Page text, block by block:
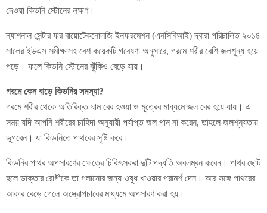
দেওয়া কিডনি স্টোনের লক্ষণ।
ন্যাশনাল সেন্টার ফর বায়োটেকনোলজি ইনফরমেশন (এনসিবিআই) দ্বারা পরিচালিত ২০১৪
সালের ইউএস সমীক্ষাসহ বেশ কয়েকটি গবেষণা অনুসারে, গরমে শরীর বেশি জলশূন্য হয়ে
পড়ে। ফলে কিডনি স্টোনের ঝুঁকিও বেড়ে যায়।
গরমে কেন বাড়ে কিডনির সমস্যা?
গরমে শরীর থেকে অতিরিক্ত ঘাম বের হওয়া ও মূত্রের মাধ্যমে জল বের হয়ে যায়। এ
সময় যদি আপনি শরীরের চাহিদা অনুযায়ী পর্যাপ্ত জল পান না করেন, তাহলে জলশূন্যতায়
ভুগবেন। যা কিডনিতে পাথরের সৃষ্টি করে।
কিডনির পাথর অপসারণের ক্ষেত্রে চিকিৎসকরা দুটি পদ্ধতি অবলম্বন করেন। পাথর ছোট
হলে ডাক্তার রোগীকে তা গলানোর জন্য ওষুধ খাওয়ার পরামর্শ দেন। আর সঙ্গে পাথরের
আকার বেড়ে গেলে অস্ত্রোপচারের মাধ্যমে অপসারণ করা হয়।